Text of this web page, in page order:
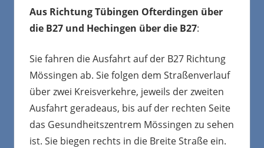
Aus Richtung Tübingen Ofterdingen über
die B27 und Hechingen über die B27:
Sie fahren die Ausfahrt auf der B27 Richtung
Mössingen ab. Sie folgen dem Straßenverlauf
über zwei Kreisverkehre, jeweils der zweiten
Ausfahrt geradeaus, bis auf der rechten Seite
das Gesundheitszentrem Mössingen zu sehen
ist. Sie biegen rechts in die Breite Straße ein.